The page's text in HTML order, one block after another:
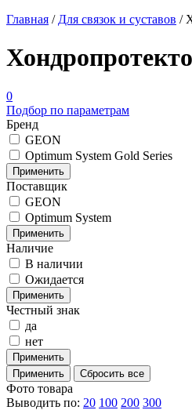
Главная / Для связок и суставов /
0
Подбор по параметрам
Бренд
GEON
Optimum System Gold Series
Поставщик
GEON
Optimum System
Наличие
В наличии
Ожидается
Честный знак
да
нет
Фото товара
Выводить по: 20 100 200 300